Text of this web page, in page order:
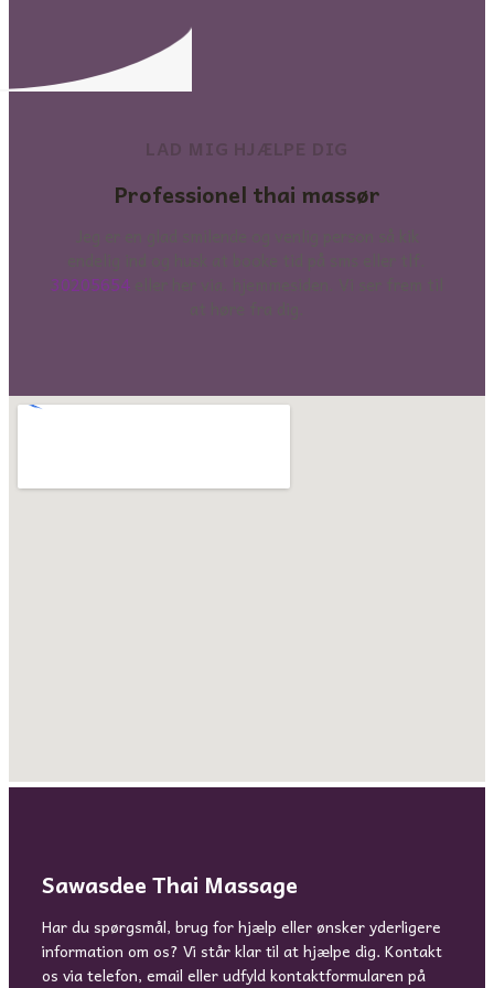
Professionel thai massør
30205654eller her via. hjemmesiden. Vi ser frem til
Sawasdee Thai Massage
Har du spørgsmål, brug for hjælp eller ønsker yderligere
information om os? Vi står klar til at hjælpe dig. Kontakt
os via telefon, email eller udfyld kontaktformularen på